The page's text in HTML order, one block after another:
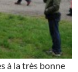
à la très bonne